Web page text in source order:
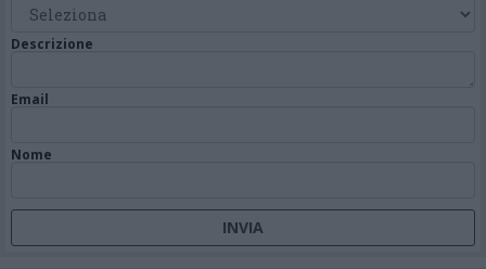
Descrizione
Email
Nome